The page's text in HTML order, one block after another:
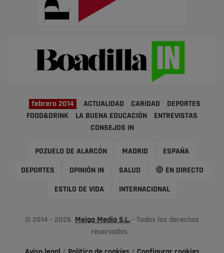
febrero 2014 ACTUALIDAD CARIDAD
DEPORTES
FOOD&DRINK
LA BUENA EDUCACIÓN
ENTREVISTAS
CONSEJOS IN
POZUELO DE ALARCÓN MADRID ESPAÑA
DEPORTES OPINIÓN IN SALUD 🔴 EN DIRECTO
ESTILO DE VIDA INTERNACIONAL
© 2014 - 2026 Meiga Media S.L. - Todos los derechos
reservados